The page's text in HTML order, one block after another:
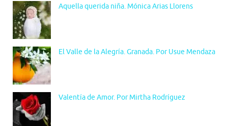
Aquella querida niña. Mónica Arias Llorens
El Valle de la Alegría. Granada. Por Usue Mendaza
Valentía de Amor. Por Mirtha Rodríguez